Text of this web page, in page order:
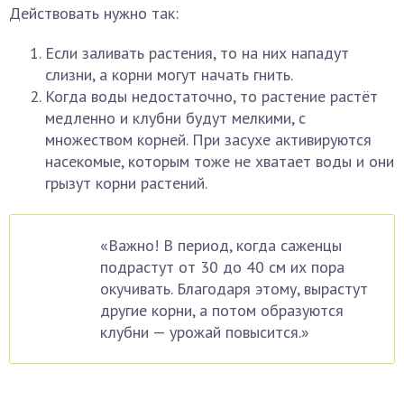
Действовать нужно так:
Если заливать растения, то на них нападут
слизни, а корни могут начать гнить.
Когда воды недостаточно, то растение растёт
медленно и клубни будут мелкими, с
множеством корней. При засухе активируются
насекомые, которым тоже не хватает воды и они
грызут корни растений.
«Важно! В период, когда саженцы
подрастут от 30 до 40 см их пора
окучивать. Благодаря этому, вырастут
другие корни, а потом образуются
клубни — урожай повысится.»